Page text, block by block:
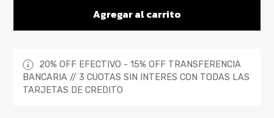
Agregar al carrito
20% OFF EFECTIVO - 15% OFF TRANSFERENCIA
BANCARIA // 3 CUOTAS SIN INTERES CON TODAS LAS
TARJETAS DE CREDITO